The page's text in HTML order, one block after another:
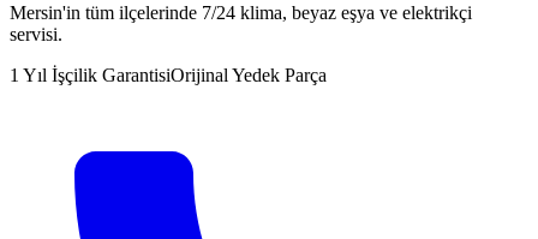
Mersin'in tüm ilçelerinde 7/24 klima, beyaz eşya ve elektrikçi
servisi.
1 Yıl İşçilik GarantisiOrijinal Yedek Parça